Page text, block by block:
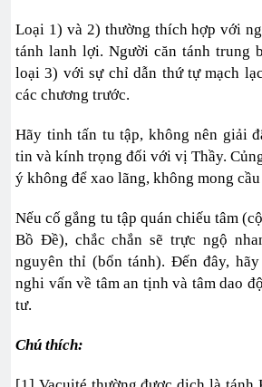
Loại 1) và 2) thường thích hợp với
tánh lanh lợi. Người căn tánh trung
loại 3) với sự chỉ dẫn thứ tự mạch
các chương trước.
Hãy tinh tấn tu tập, không nên giải
tin và kính trọng đối với vị Thầy.
ý không để xao lãng, không mong
Nếu cố gắng tu tập quán chiếu tâm
Bồ Ðề), chắc chắn sẽ trực ngộ
nguyên thỉ (bổn tánh). Ðến đây,
nghi vấn về tâm an tịnh và tâm dao
tư.
Chú thích: